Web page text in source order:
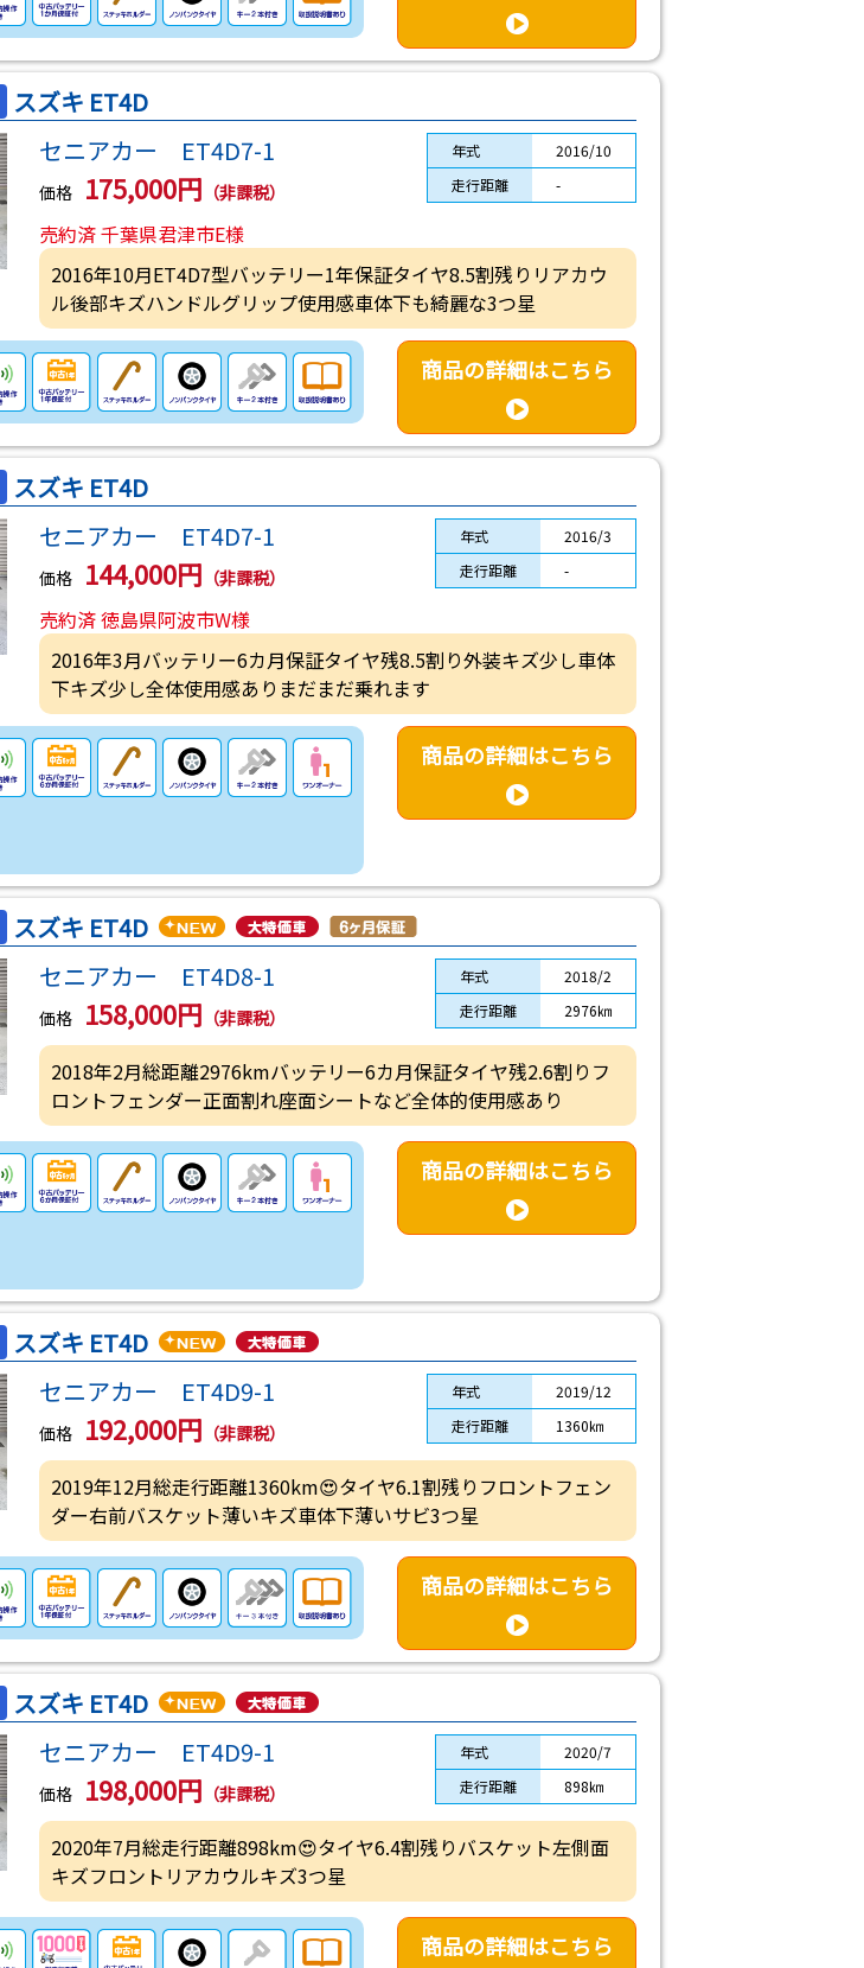
スズキ ET4D
セニアカー ET4D7-1
価格 175,000円 （非課税）
売約済 千葉県君津市E様
年式
2016/10
走行距離
-
2016年10月ET4D7型バッテリー1年保証タイヤ8.5割残りリアカウ
ル後部キズハンドルグリップ使用感車体下も綺麗な3つ星
商品の詳細はこちら
スズキ ET4D
セニアカー ET4D7-1
価格 144,000円 （非課税）
売約済 徳島県阿波市W様
年式
2016/3
走行距離
-
2016年3月バッテリー6カ月保証タイヤ残8.5割り外装キズ少し車体
下キズ少し全体使用感ありまだまだ乗れます
商品の詳細はこちら
スズキ ET4D
セニアカー ET4D8-1
価格 158,000円 （非課税）
年式
2018/2
走行距離
2976㎞
2018年2月総距離2976kmバッテリー6カ月保証タイヤ残2.6割りフ
ロントフェンダー正面割れ座面シートなど全体的使用感あり
商品の詳細はこちら
スズキ ET4D
セニアカー ET4D9-1
価格 192,000円 （非課税）
年式
2019/12
走行距離
1360㎞
2019年12月総走行距離1360km😍タイヤ6.1割残りフロントフェン
ダー右前バスケット薄いキズ車体下薄いサビ3つ星
商品の詳細はこちら
スズキ ET4D
セニアカー ET4D9-1
価格 198,000円 （非課税）
年式
2020/7
走行距離
898㎞
2020年7月総走行距離898km😍タイヤ6.4割残りバスケット左側面
キズフロントリアカウルキズ3つ星
商品の詳細はこちら